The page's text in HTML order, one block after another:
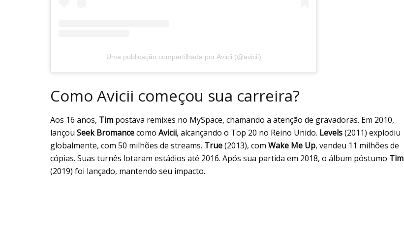
Uma publicação compartilhada por Avicii (@avicii)
Como Avicii começou sua carreira?
Aos 16 anos, Tim postava remixes no MySpace, chamando a atenção de gravadoras. Em 2010,
lançou Seek Bromancecomo Avicii, alcançando o Top 20 no Reino Unido. Levels(2011) explodiu
globalmente, com 50 milhões de streams. True(2013), com Wake Me Up, vendeu 11 milhões de
cópias. Suas turnês lotaram estádios até 2016. Após sua partida em 2018, o álbum póstumo Tim
(2019) foi lançado, mantendo seu impacto.